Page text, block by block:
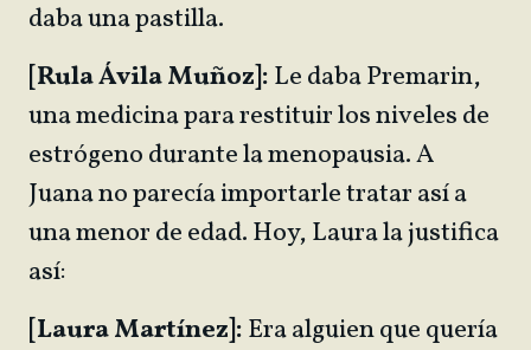
daba una pastilla.
[Rula Ávila Muñoz]:Le daba Premarin,
una medicina para restituir los niveles de
estrógeno durante la menopausia. A
Juana no parecía importarle tratar así a
una menor de edad. Hoy, Laura la justifica
así:
[Laura Martínez]:Era alguien que quería